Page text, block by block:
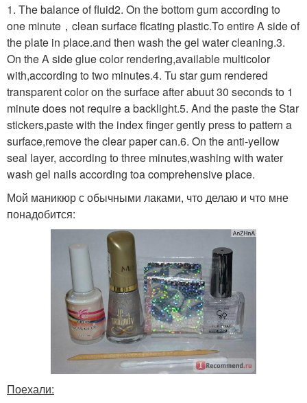
1. The balance of fluid2. On the bottom gum according to
one minute，clean surface flcating plastic.To entire A side of
the plate in place.and then wash the gel water cleaning.3.
On the A side glue color rendering,available multicolor
with,according to two minutes.4. Tu star gum rendered
transparent color on the surface after abuut 30 seconds to 1
minute does not require a backlight.5. And the paste the Star
stickers,paste with the index finger gently press to pattern a
surface,remove the clear paper can.6. On the anti-yellow
seal layer, according to three minutes,washing with water
wash gel nails according toa comprehensive place.
Мой маникюр с обычными лаками, что делаю и что мне
понадобится:
Поехали: